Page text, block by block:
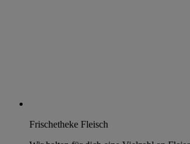
Frischetheke Fleisch